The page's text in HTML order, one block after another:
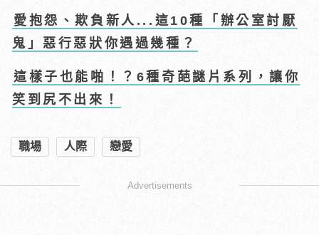
愛抱怨、欺負新人...這10種「辦公室討厭
鬼」惡行惡狀你遇過幾種？
這樣子也能啪！？6種奇葩謎片系列，讓你
笑到尻不出來！
職場 人際 戀愛
Advertisements